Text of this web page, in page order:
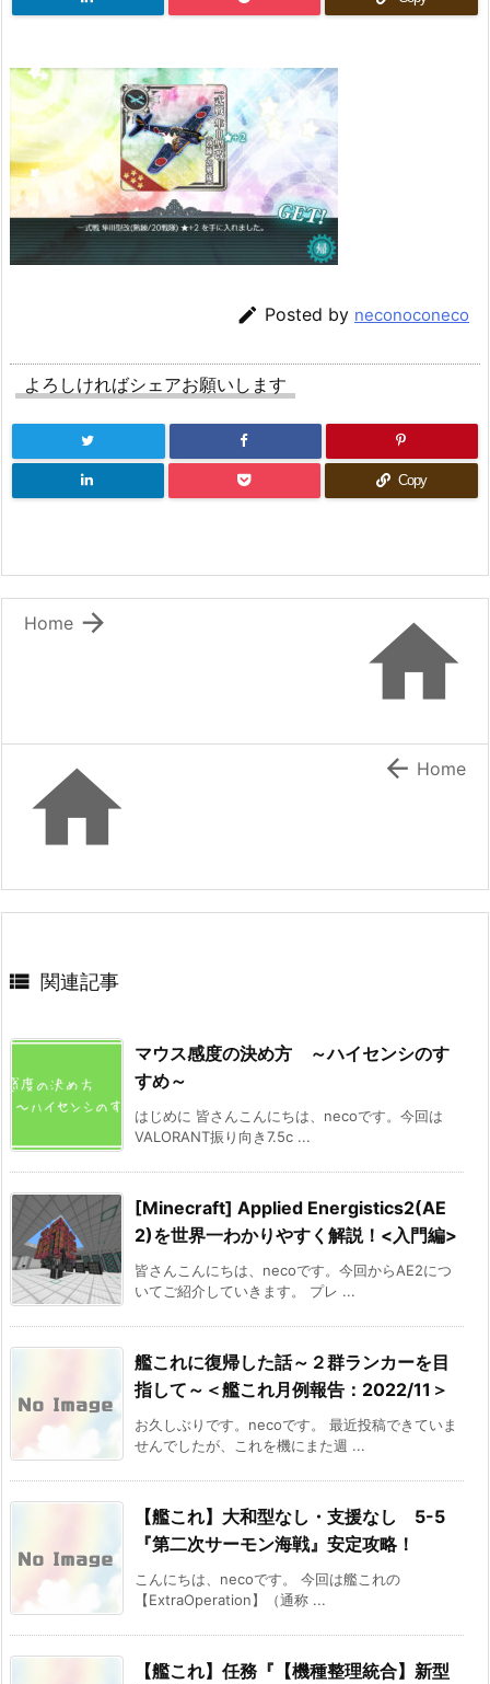
 Posted by neconoconeco
よろしければシェアお願いします
Copy


Home
  Home
 関連記事
マウス感度の決め方 ～ハイセンシのす
すめ～
はじめに 皆さんこんにちは、necoです。今回は
VALORANT振り向き7.5c ...
[Minecraft] Applied Energistics2(AE
2)を世界一わかりやすく解説！<入門編>
皆さんこんにちは、necoです。今回からAE2につ
いてご紹介していきます。 プレ ...
艦これに復帰した話～２群ランカーを目
指して～＜艦これ月例報告：2022/11＞
お久しぶりです。necoです。 最近投稿できていま
せんでしたが、これを機にまた週 ...
【艦これ】大和型なし・支援なし 5-5
『第二次サーモン海戦』安定攻略！
こんにちは、necoです。 今回は艦これの
【ExtraOperation】（通称 ...
【艦これ】任務『【機種整理統合】新型